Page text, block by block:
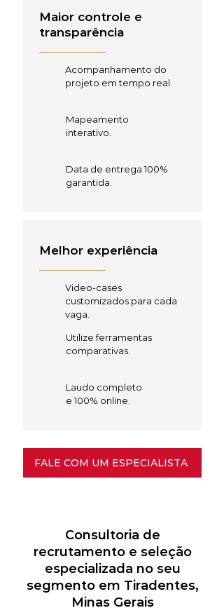
Maior controle e
transparência
Acompanhamento do
projeto em tempo real.
Mapeamento
interativo.
Data de entrega 100%
garantida.
Melhor experiência
Video-cases
customizados para cada
vaga.
Utilize ferramentas
comparativas.
Laudo completo
e 100% online.
FALE COM UM ESPECIALISTA
Consultoria de
recrutamento e seleção
especializada no seu
segmento em Tiradentes,
Minas Gerais